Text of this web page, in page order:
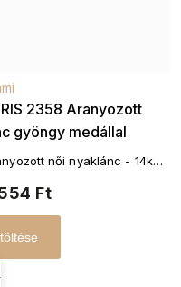
2358 Aranyozott
gyöngy medállal
Ft
női nyaklánc - 14k